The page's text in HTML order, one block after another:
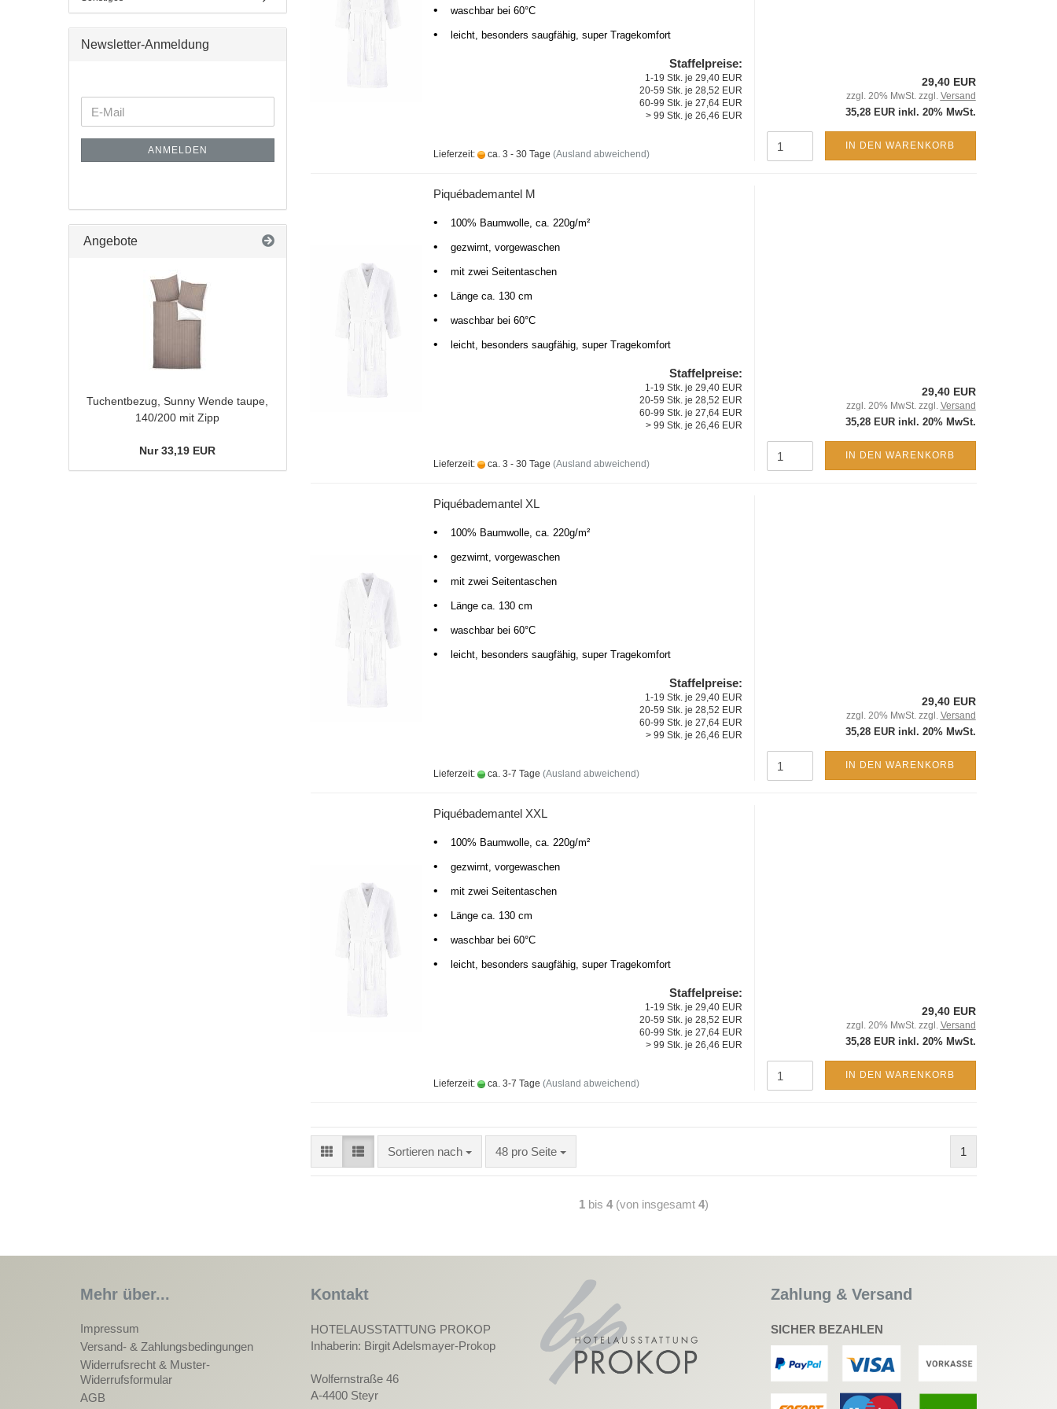
• waschbar bei 60°C
• leicht, besonders saugfähig, super Tragekomfort
Staffelpreise:
1-19 Stk. je 29,40 EUR
20-59 Stk. je 28,52 EUR
60-99 Stk. je 27,64 EUR
> 99 Stk. je 26,46 EUR
Lieferzeit: ca. 3 - 30 Tage (Ausland abweichend)
29,40 EUR
zzgl. 20% MwSt. zzgl. Versand
35,28 EUR inkl. 20% MwSt.
IN DEN WARENKORB
Piquébademantel M
• 100% Baumwolle, ca. 220g/m²
• gezwirnt, vorgewaschen
• mit zwei Seitentaschen
• Länge ca. 130 cm
• waschbar bei 60°C
• leicht, besonders saugfähig, super Tragekomfort
Staffelpreise:
1-19 Stk. je 29,40 EUR
20-59 Stk. je 28,52 EUR
60-99 Stk. je 27,64 EUR
> 99 Stk. je 26,46 EUR
Lieferzeit: ca. 3 - 30 Tage (Ausland abweichend)
29,40 EUR
zzgl. 20% MwSt. zzgl. Versand
35,28 EUR inkl. 20% MwSt.
IN DEN WARENKORB
Piquébademantel XL
• 100% Baumwolle, ca. 220g/m²
• gezwirnt, vorgewaschen
• mit zwei Seitentaschen
• Länge ca. 130 cm
• waschbar bei 60°C
• leicht, besonders saugfähig, super Tragekomfort
Staffelpreise:
1-19 Stk. je 29,40 EUR
20-59 Stk. je 28,52 EUR
60-99 Stk. je 27,64 EUR
> 99 Stk. je 26,46 EUR
Lieferzeit: ca. 3-7 Tage (Ausland abweichend)
29,40 EUR
zzgl. 20% MwSt. zzgl. Versand
35,28 EUR inkl. 20% MwSt.
IN DEN WARENKORB
Piquébademantel XXL
• 100% Baumwolle, ca. 220g/m²
• gezwirnt, vorgewaschen
• mit zwei Seitentaschen
• Länge ca. 130 cm
• waschbar bei 60°C
• leicht, besonders saugfähig, super Tragekomfort
Staffelpreise:
1-19 Stk. je 29,40 EUR
20-59 Stk. je 28,52 EUR
60-99 Stk. je 27,64 EUR
> 99 Stk. je 26,46 EUR
Lieferzeit: ca. 3-7 Tage (Ausland abweichend)
29,40 EUR
zzgl. 20% MwSt. zzgl. Versand
35,28 EUR inkl. 20% MwSt.
IN DEN WARENKORB
Sortieren nach 48 pro Seite 1
1bis 4(von insgesamt 4)
Newsletter-Anmeldung
ANMELDEN
Angebote
Tuchentbezug, Sunny Wende taupe,
140/200 mit Zipp
Nur 33,19 EUR
Mehr über...
Impressum
Versand- & Zahlungsbedingungen
Widerrufsrecht & Muster-
Widerrufsformular
AGB
Kontakt
HOTELAUSSTATTUNG PROKOP
Inhaberin: Birgit Adelsmayer-Prokop
Wolfernstraße 46
A-4400 Steyr
Zahlung & Versand
SICHER BEZAHLEN